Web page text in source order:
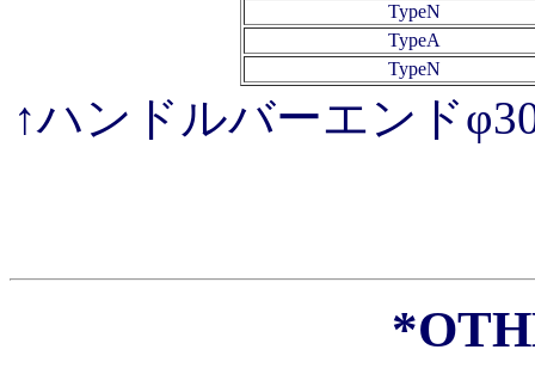
TypeN
TypeA
TypeN
↑ハンドルバーエンド